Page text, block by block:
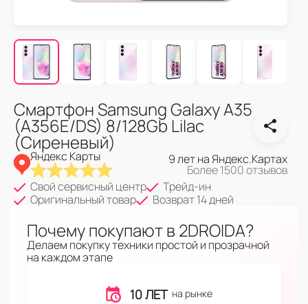
Смартфон Samsung Galaxy A35
(A356E/DS) 8/128Gb Lilac
(Сиреневый)
Яндекс Карты 9 лет на Яндекс.Картах
Более 1500 отзывов
Свой сервисный центр
Трейд-ин
Оригинальный товар
Возврат 14 дней
Почему покупают в 2DROIDA?
Делаем покупку техники простой и прозрачной
на каждом этапе
10 ЛЕТ на рынке